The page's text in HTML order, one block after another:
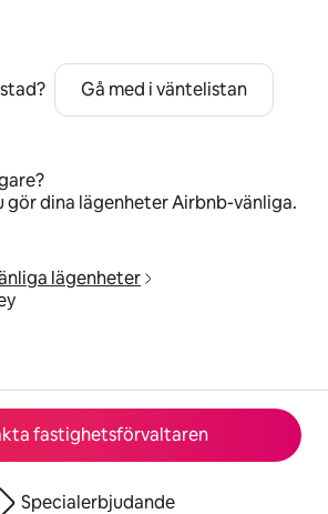
fastighetsförvaltaren
Specialerbjudande
Gå med i väntelistan
gör dina lägenheter Airbnb-vänliga.
lägenheter